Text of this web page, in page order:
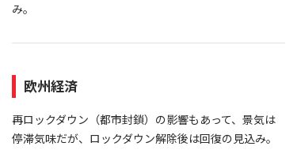
み。
欧州経済
再ロックダウン（都市封鎖）の影響もあって、景気は
停滞気味だが、ロックダウン解除後は回復の見込み。